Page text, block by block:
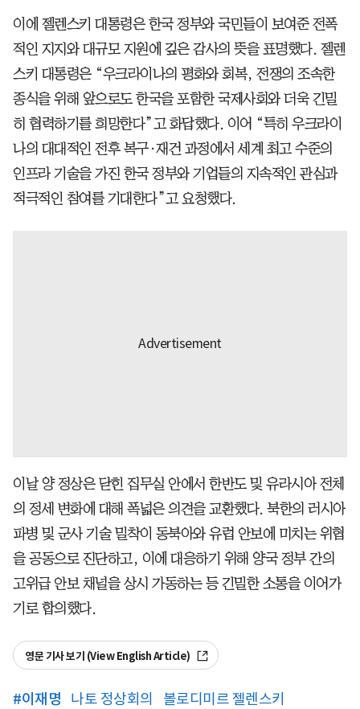
이에 젤렌스키 대통령은 한국 정부와 국민들이 보여준 전폭
적인 지지와 대규모 지원에 깊은 감사의 뜻을 표명했다. 젤렌
스키 대통령은 “우크라이나의 평화와 회복, 전쟁의 조속한
종식을 위해 앞으로도 한국을 포함한 국제사회와 더욱 긴밀
히 협력하기를 희망한다”고 화답했다. 이어 “특히 우크라이
나의 대대적인 전후 복구·재건 과정에서 세계 최고 수준의
인프라 기술을 가진 한국 정부와 기업들의 지속적인 관심과
적극적인 참여를 기대한다”고 요청했다.
이날 양 정상은 닫힌 집무실 안에서 한반도 및 유라시아 전체
의 정세 변화에 대해 폭넓은 의견을 교환했다. 북한의 러시아
파병 및 군사 기술 밀착이 동북아와 유럽 안보에 미치는 위협
을 공동으로 진단하고, 이에 대응하기 위해 양국 정부 간의
고위급 안보 채널을 상시 가동하는 등 긴밀한 소통을 이어가
기로 합의했다.
영문 기사 보기 (View English Article)
#이재명 나토 정상회의 볼로디미르 젤렌스키